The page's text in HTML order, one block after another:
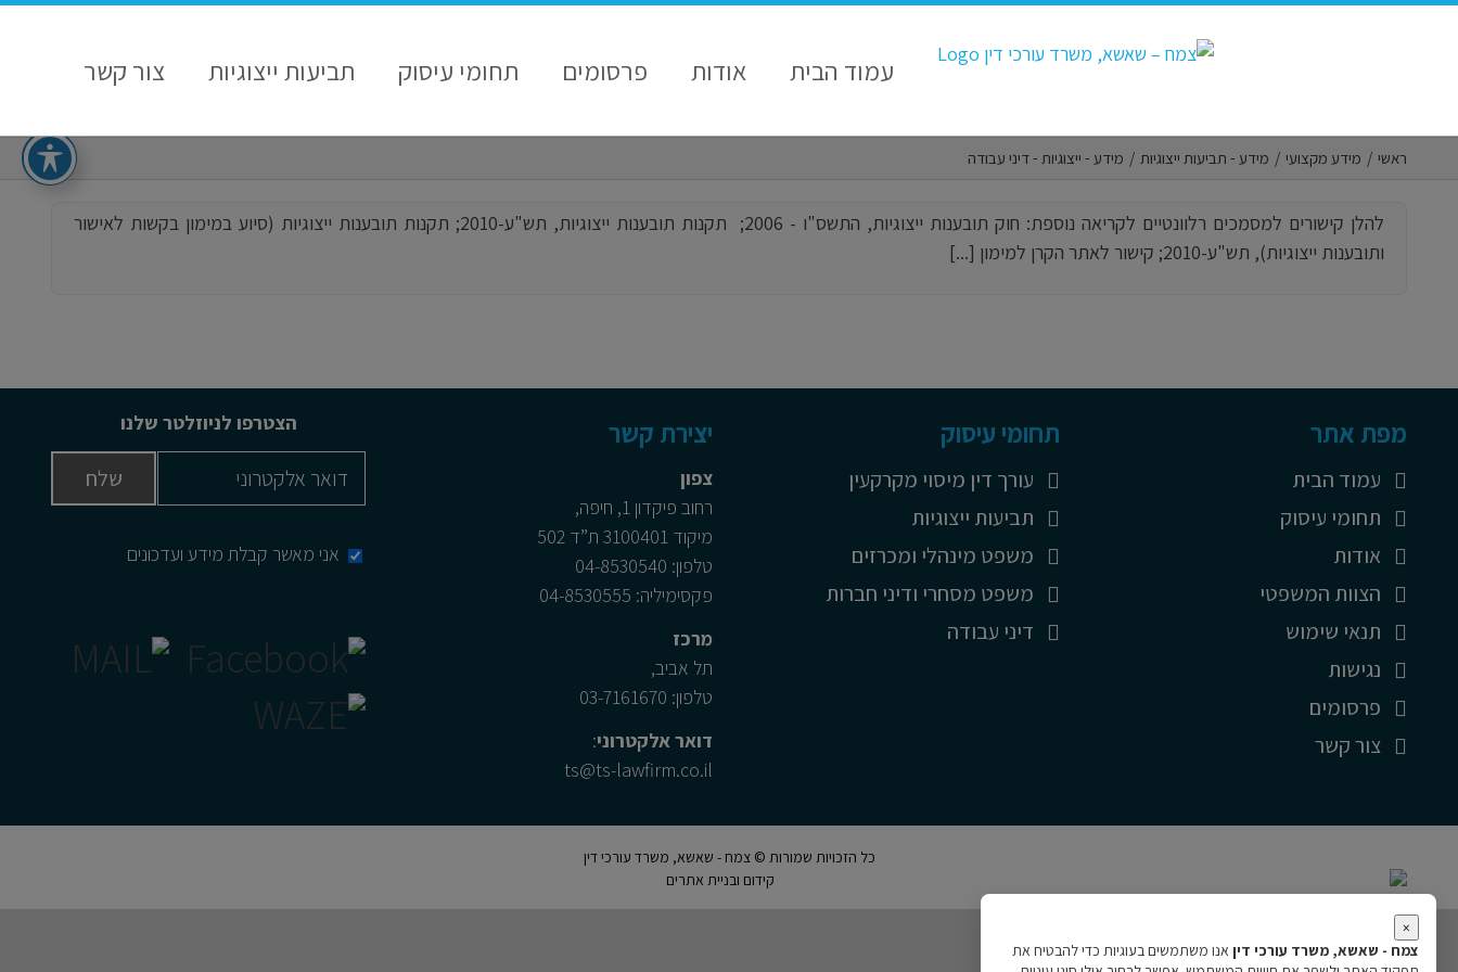
Skip
עמוד הבית אודות פרסומים תחומי עיסוק תביעות ייצוגיות צור קשר
ראשי / מידע מקצועי / מידע - תביעות ייצוגיות / מידע - ייצוגיות - דיני עבודה
להלן קישורים למסמכים רלוונטיים לקריאה נוספת: חוק תובענות ייצוגיות, התשס"ו - 2006; תקנות תובענות ייצוגיות, תש"ע-2010; תקנות תובענות ייצוגיות (סיוע במימון בקשות לאישור
ותובענות ייצוגיות), תש"ע-2010; קישור לאתר הקרן למימון [...]
מפת אתר
עמוד הבית
תחומי עיסוק
אודות
הצוות המשפטי
תנאי שימוש
נגישות
פרסומים
צור קשר
תחומי עיסוק
עורך דין מיסוי מקרקעין
תביעות ייצוגיות
משפט מינהלי ומכרזים
משפט מסחרי ודיני חברות
דיני עבודה
יצירת קשר
צפון
רחוב פיקדון 1, חיפה,
מיקוד 3100401 ת”ד 502
טלפון: 04-8530540
פקסימיליה: 04-8530555
מרכז
תל אביב,
טלפון: 03-7161670
דואר אלקטרוני:
ts@ts-lawfirm.co.il
הצטרפו לניוזלטר שלנו
אני מאשר קבלת מידע ועדכונים
כל הזכויות שמורות © צמח - שאשא, משרד עורכי דין
×
צמח - שאשא, משרד עורכי דין אנו משתמשים בעוגיות כדי להבטיח את